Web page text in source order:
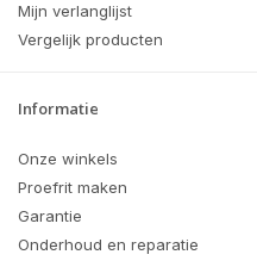
Mijn verlanglijst
Vergelijk producten
Informatie
Onze winkels
Proefrit maken
Garantie
Onderhoud en reparatie